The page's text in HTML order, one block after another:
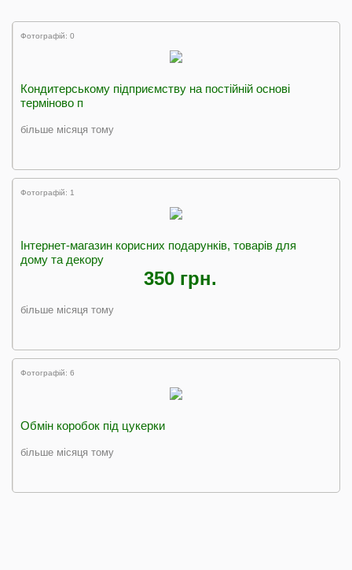
Фотографій: 0
Кондитерському підприємству на постійній основі
терміново п
більше місяця тому
Фотографій: 1
Інтернет-магазин корисних подарунків, товарів для
дому та декору
350 грн.
більше місяця тому
Фотографій: 6
Обмін коробок під цукерки
більше місяця тому